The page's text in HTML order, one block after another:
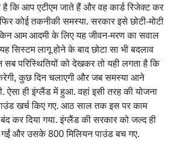
कि आप एटीएम जाते हैं और वह कार्ड रिजेक्ट कर
कोई तकनीकी समस्या. सरकार इसे छोटी-मोटी
आम आदमी के लिए यह जीवन-मरण का सवाल
सिस्टम लागू होने के बाद छोटा सा भी बदलाव
सब परिस्थितियों को देखकर तो यही लगता है कि
कुछ दिन चलाएगी और जब समस्या आने
ऐसा ही इंग्लैंड में हुआ. वहां इसी तरह की योजना
खर्च किए गए. आठ साल तक इस पर काम
कर दिया गया. इंग्लैंड की सरकार को जल्द ही
और उसके 800 मिलियन पाउंड बच गए.